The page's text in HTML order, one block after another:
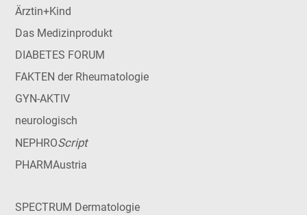
Ärztin+Kind
Das Medizinprodukt
DIABETES FORUM
FAKTEN der Rheumatologie
GYN-AKTIV
neurologisch
NEPHROScript
PHARMAustria
SPECTRUM Dermatologie